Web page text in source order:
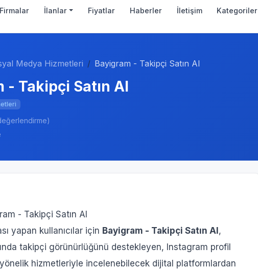
Firmalar İlanlar Fiyatlar Haberler İletişim Kategoriler
Medya Hizmetleri Bayigram - Takipçi Satın Al
- Takipçi Satın Al
- Takipçi Satın Al
yapan kullanıcılar için Bayigram - Takipçi Satın Al ,
takipçi görünürlüğünü destekleyen, Instagram profil
yönelik hizmetleriyle incelenebilecek dijital platformlardan